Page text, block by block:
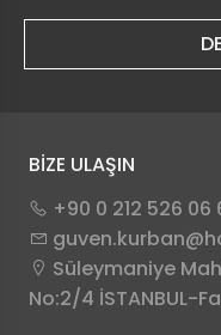
BİZE ULAŞIN
+90 0 212 526 06
Süleymaniye
No:2/4 İSTANBUL-